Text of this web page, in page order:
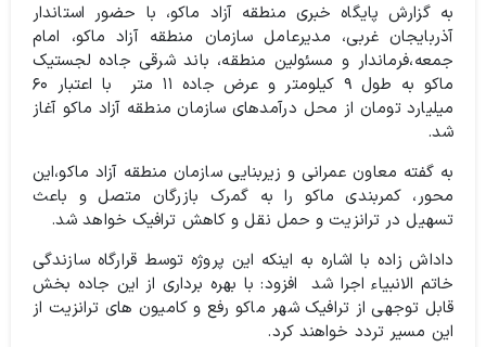
به گزارش پایگاه خبری منطقه آزاد ماکو، با حضور استاندار
آذربایجان غربی، مدیرعامل سازمان منطقه آزاد ماکو، امام
جمعه،‌فرماندار و مسئولین منطقه،‌ باند شرقی جاده لجستیک
ماکو به طول ۹ کیلومتر و عرض جاده ۱۱ متر با اعتبار ۶۰
میلیارد تومان از محل درآمدهای سازمان منطقه آزاد ماکو آغاز
شد.
به گفته معاون عمرانی و زیربنایی سازمان منطقه آزاد ماکو،این
محور، کمربندی ماکو را به گمرک بازرگان متصل و باعث
تسهیل در ترانزیت و حمل نقل و کاهش ترافیک خواهد شد.
داداش زاده با اشاره به اینکه این پروژه توسط قرارگاه سازندگی
خاتم الانبیاء اجرا شد افزود:‌ با بهره برداری از این جاده بخش
قابل توجهی از ترافیک شهر ماکو رفع و کامیون های ترانزیت از
این مسیر تردد خواهند کرد.